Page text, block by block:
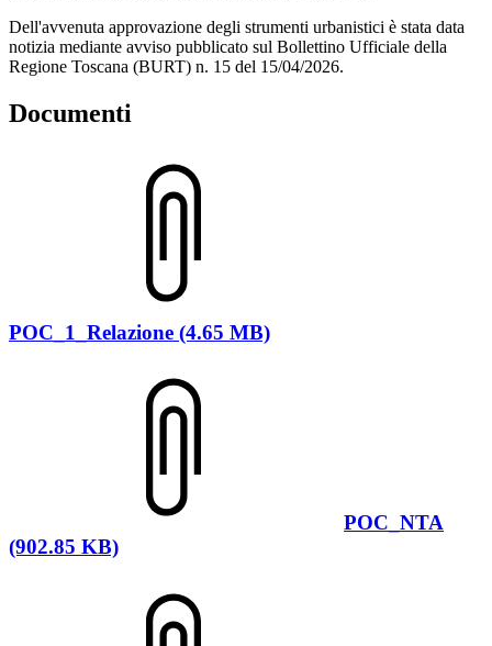
Dell'avvenuta approvazione degli strumenti urbanistici è stata data
notizia mediante avviso pubblicato sul Bollettino Ufficiale della
Regione Toscana (BURT) n. 15 del 15/04/2026.
Documenti
POC_1_Relazione (4.65 MB)
POC_NTA
(902.85 KB)